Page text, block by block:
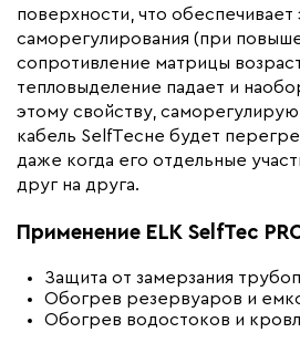
поверхности, что обеспечивает
саморегулирования (при
сопротивление матрицы
тепловыделение падает и
этому свойству,
кабель SelfTecне будет
даже когда его отдельные
друг на друга.
Применение ELK SelfTec
Защита от замерзания
Обогрев резервуаров и
Обогрев водостоков и